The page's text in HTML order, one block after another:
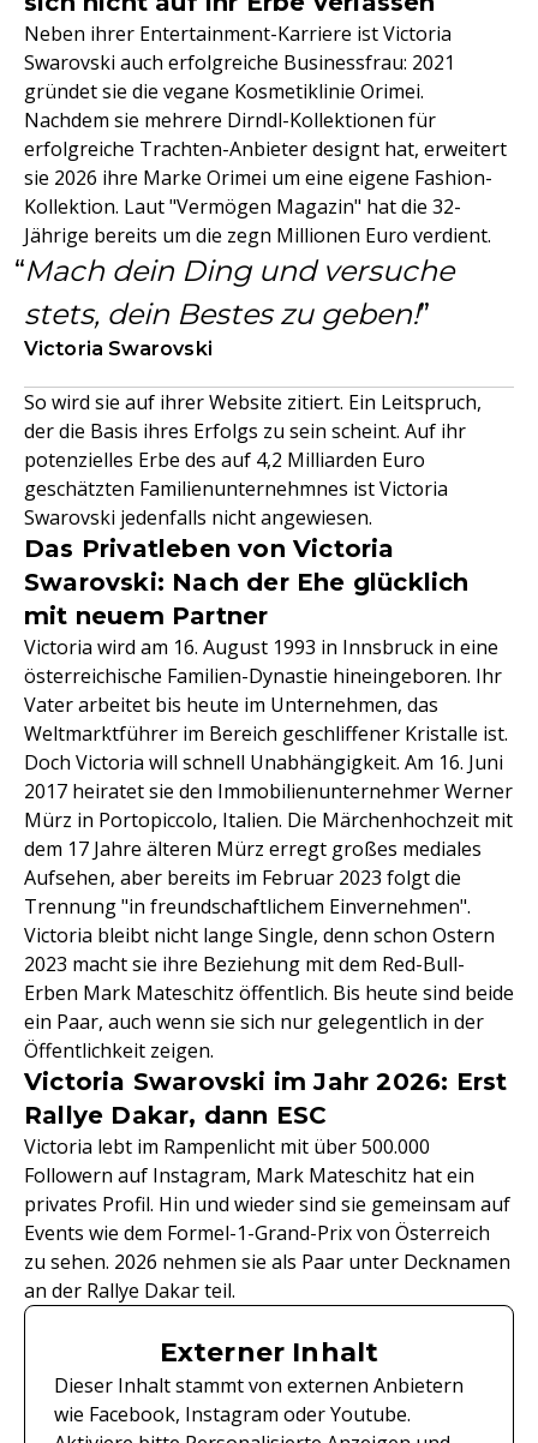
Neben ihrer Entertainment-Karriere ist Victoria
Swarovski auch erfolgreiche Businessfrau: 2021
gründet sie die vegane Kosmetiklinie Orimei.
Nachdem sie mehrere Dirndl-Kollektionen für
erfolgreiche Trachten-Anbieter designt hat, erweitert
sie 2026 ihre Marke Orimei um eine eigene Fashion-
Kollektion. Laut "Vermögen Magazin" hat die 32-
Jährige bereits um die zegn Millionen Euro verdient.
Mach dein Ding und versuche
stets, dein Bestes zu geben!
Victoria Swarovski
So wird sie auf ihrer Website zitiert. Ein Leitspruch,
der die Basis ihres Erfolgs zu sein scheint. Auf ihr
potenzielles Erbe des auf 4,2 Milliarden Euro
geschätzten Familienunternehmnes ist Victoria
Swarovski jedenfalls nicht angewiesen.
Das Privatleben von Victoria
Swarovski: Nach der Ehe glücklich
mit neuem Partner
Victoria wird am 16. August 1993 in Innsbruck in eine
österreichische Familien-Dynastie hineingeboren. Ihr
Vater arbeitet bis heute im Unternehmen, das
Weltmarktführer im Bereich geschliffener Kristalle ist.
Doch Victoria will schnell Unabhängigkeit. Am 16. Juni
2017 heiratet sie den Immobilienunternehmer Werner
Mürz in Portopiccolo, Italien. Die Märchenhochzeit mit
dem 17 Jahre älteren Mürz erregt großes mediales
Aufsehen, aber bereits im Februar 2023 folgt die
Trennung "in freundschaftlichem Einvernehmen".
Victoria bleibt nicht lange Single, denn schon Ostern
2023 macht sie ihre Beziehung mit dem Red-Bull-
Erben Mark Mateschitz öffentlich. Bis heute sind beide
ein Paar, auch wenn sie sich nur gelegentlich in der
Öffentlichkeit zeigen.
Victoria Swarovski im Jahr 2026: Erst
Rallye Dakar, dann ESC
Victoria lebt im Rampenlicht mit über 500.000
Followern auf Instagram, Mark Mateschitz hat ein
privates Profil. Hin und wieder sind sie gemeinsam auf
Events wie dem Formel-1-Grand-Prix von Österreich
zu sehen. 2026 nehmen sie als Paar unter Decknamen
an der Rallye Dakar teil.
Externer Inhalt
Dieser Inhalt stammt von externen Anbietern
wie Facebook, Instagram oder Youtube.